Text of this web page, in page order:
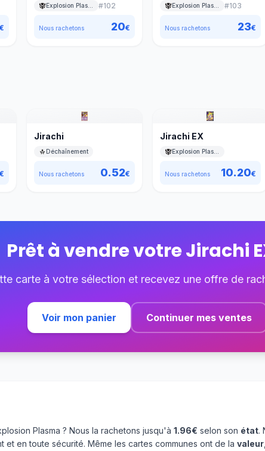
€
#102
Nous rachetons 20€
Explosion Plasma #103
Nous rachetons 23€
€
Jirachi
Déchaînement
Nous rachetons 0.52€
Jirachi EX
Explosion Plasma
Nous rachetons 10.20€
Prêt à vendre votreJirachi
carte à votre sélection et recevez une offre de
Voir mon panier Continuer mes ventes
Plasma ? Nous la rachetons jusqu'à 1.96€ selon son état.
et en toute sécurité. Même les cartes communes ont de la valeur